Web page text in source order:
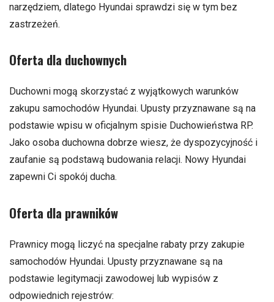
narzędziem, dlatego Hyundai sprawdzi się w tym bez
zastrzeżeń.
Oferta dla duchownych
Duchowni mogą skorzystać z wyjątkowych warunków
zakupu samochodów Hyundai. Upusty przyznawane są na
podstawie wpisu w oficjalnym spisie Duchowieństwa RP.
Jako osoba duchowna dobrze wiesz, że dyspozycyjność i
zaufanie są podstawą budowania relacji. Nowy Hyundai
zapewni Ci spokój ducha.
Oferta dla prawników
Prawnicy mogą liczyć na specjalne rabaty przy zakupie
samochodów Hyundai. Upusty przyznawane są na
podstawie legitymacji zawodowej lub wypisów z
odpowiednich rejestrów: